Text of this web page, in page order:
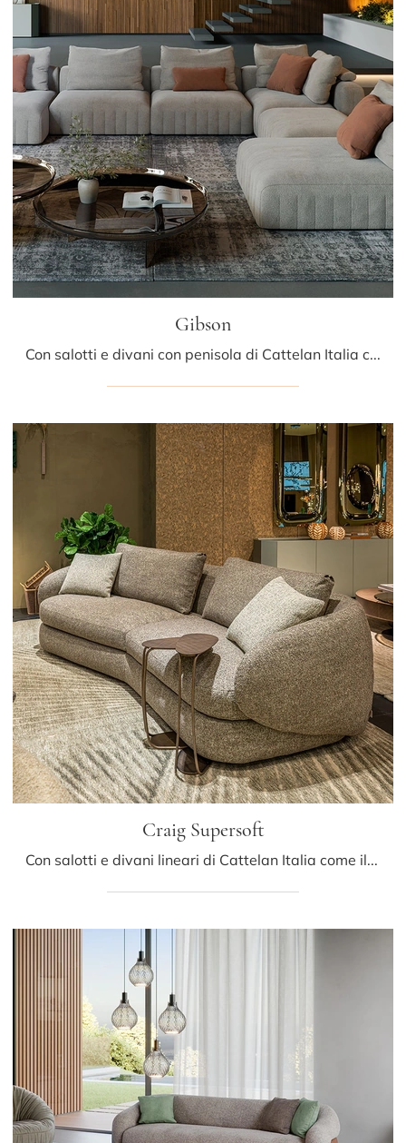
Gibson
Con salotti e divani con penisola di Cattelan Italia come il modello Gibson in tessuto, potrai completare il tuo concept d'arredo.
Craig Supersoft
Con salotti e divani lineari di Cattelan Italia come il modello Craig Supersoft in tessuto, potrai completare il tuo progetto d'arredo.